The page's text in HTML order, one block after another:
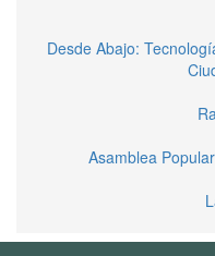
Desde Abajo:
Asamblea